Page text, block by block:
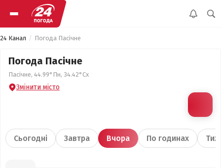
24 Канал Погода Пасічне
Погода Пасічне
Пасічне, 44.99°Пн, 34.42°Сх
Змінити місто
Сьогодні Завтра Вчора По годинах